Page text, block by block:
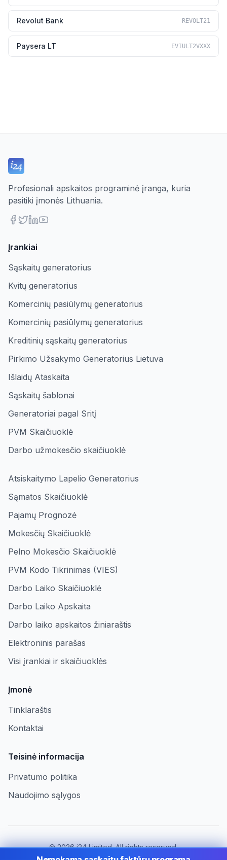
Revolut Bank REVOLT21
Paysera LT EVIULT2VXXX
Profesionali apskaitos programinė įranga, kuria
pasitiki įmonės Lithuania.
Įrankiai
Sąskaitų generatorius
Kvitų generatorius
Komercinių pasiūlymų generatorius
Komercinių pasiūlymų generatorius
Kreditinių sąskaitų generatorius
Pirkimo Užsakymo Generatorius Lietuva
Išlaidų Ataskaita
Sąskaitų šablonai
Generatoriai pagal Sritį
PVM Skaičiuoklė
Darbo užmokesčio skaičiuoklė
Atsiskaitymo Lapelio Generatorius
Sąmatos Skaičiuoklė
Pajamų Prognozė
Mokesčių Skaičiuoklė
Pelno Mokesčio Skaičiuoklė
PVM Kodo Tikrinimas (VIES)
Darbo Laiko Skaičiuoklė
Darbo Laiko Apskaita
Darbo laiko apskaitos žiniaraštis
Elektroninis parašas
Visi įrankiai ir skaičiuoklės
Įmonė
Tinklaraštis
Kontaktai
Teisinė informacija
Privatumo politika
Naudojimo sąlygos
©2026i24 Limited. All rights reserved.
Įmonėms Lithuania